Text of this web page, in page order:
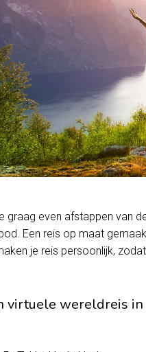
graag even afstappen van
Een reis op maat
je reis persoonlijk,
virtuele wereldreis